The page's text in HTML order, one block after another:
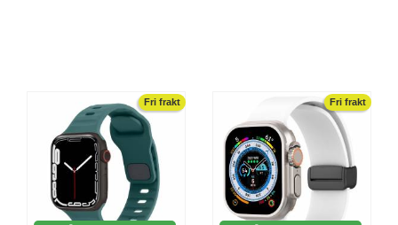
Fri frakt Fri frakt